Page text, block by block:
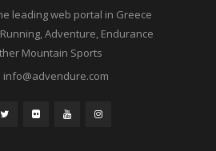
leading web portal in Greece
Adventure, Endurance
Mountain Sports
info@advendure.com